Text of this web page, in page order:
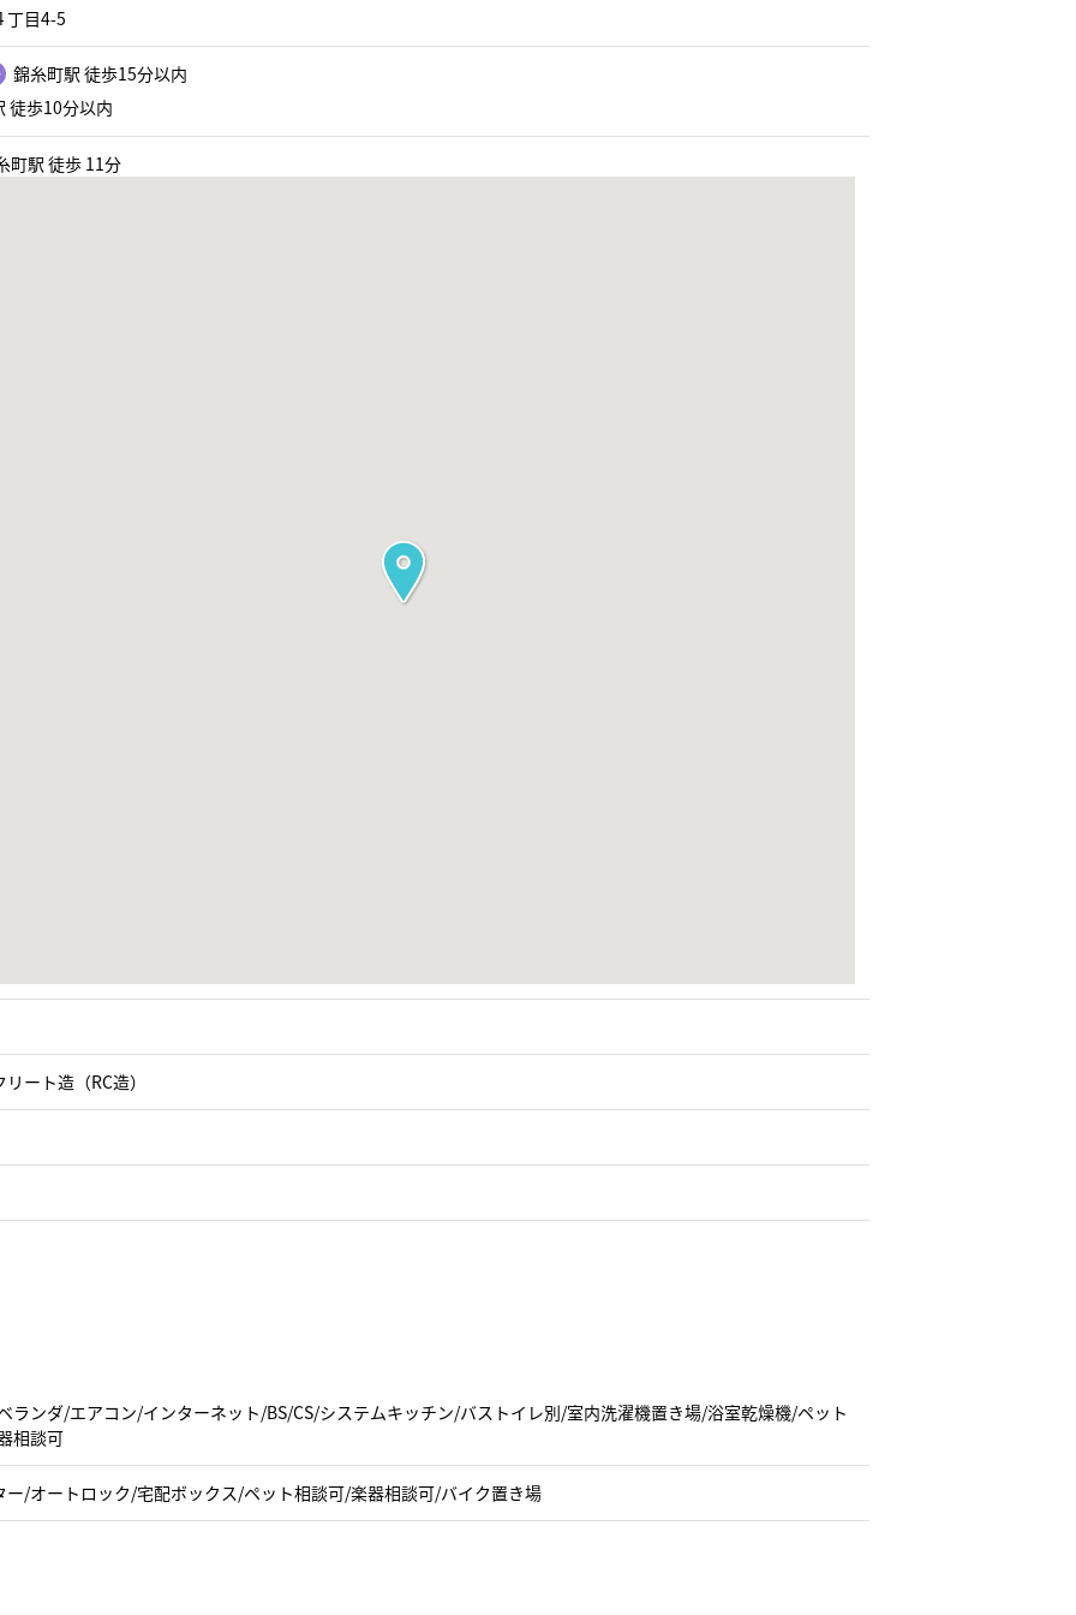
丁目4-5
錦糸町駅 徒歩15分以内
徒歩10分以内
町駅 徒歩 11分
ート造（RC造）
ランダ/エアコン/インターネット/BS/CS/システムキッチン/バストイレ別/室内洗濯機置き場/浴室乾燥機/ペット
相談可
ー/オートロック/宅配ボックス/ペット相談可/楽器相談可/バイク置き場